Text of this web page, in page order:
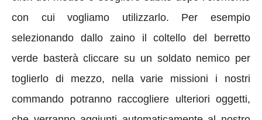
con cui vogliamo utilizzarlo. Per esempio
selezionando dallo zaino il coltello del berretto
verde basterà cliccare su un soldato nemico per
toglierlo di mezzo, nella varie missioni i nostri
commando potranno raccogliere ulteriori oggetti,